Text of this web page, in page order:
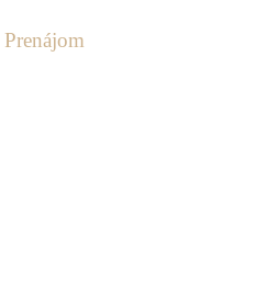
Prenájom